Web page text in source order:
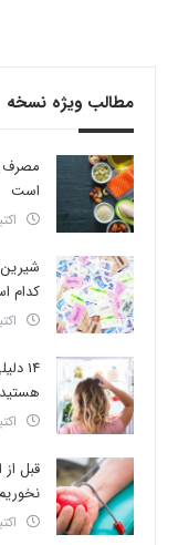
مطالب ویژه نسخه
است
اکتبر
کدام
اکتبر
14
هستید
اکتبر
قبل
اکتبر